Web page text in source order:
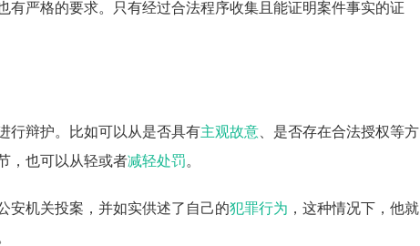
有严格的要求。只有经过合法程序收集且能证明案件事实的证
行辩护。比如可以从是否具有主观故意 、是否存在合法授权等方
，也可以从轻或者减轻处罚。
安机关投案，并如实供述了自己的犯罪行为 ，这种情况下，他就